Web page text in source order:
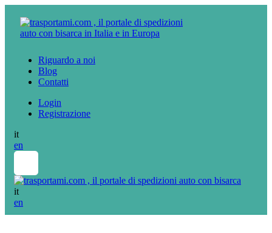
Riguardo a noi
Blog
Contatti
Login
Registrazione
it
en
it
en